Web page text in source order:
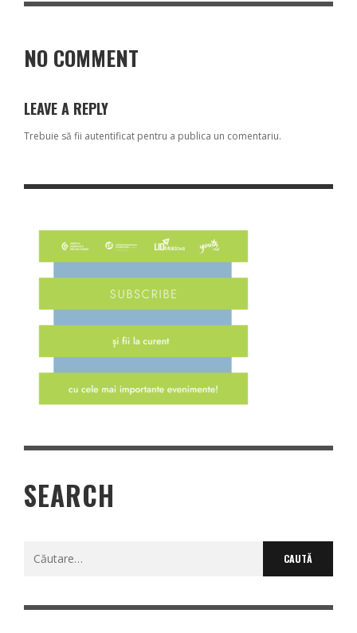
NO COMMENT
LEAVE A REPLY
Trebuie să fii autentificat pentru a publica un comentariu.
SEARCH
Caută